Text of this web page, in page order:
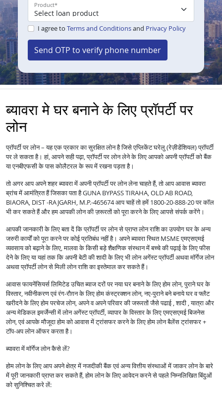
Product*
I agree to Terms and Conditionsand Privacy Policy
Send OTP to verify phone number
ब्यावरा मे घर बनाने के लिए प्रॉपर्टी पर
लोन
प्रॉपर्टी पर लोन – यह एक प्रकार का सुरक्षित लोन है जिसे एप्लिकेंट घरेलु (रेज़ीडेंशियल) प्रॉपर्टी
पर ले सकता है। हां, आपने सही पढ़ा, प्रॉपर्टी पर लोन लेने के लिए आपको अपनी प्रॉपर्टी को बैंक
या एनबीएफसी के पास कोलैटरल के रूप में रखना पड़ता है।
तो अगर आप अपने शहर ब्यावरा में अपनी प्रॉपर्टी पर लोन लेना चाहते हैं, तो आप आवास ब्यावरा
ब्रांच में आमंत्रित हैं जिसका पता है GUNA BYPASS TIRAHA, OLD AB ROAD,
BIAORA, DIST -RAJGARH, M.P.-465674 आप चाहें तो हमें 1800-20-888-20 पर कॉल
भी कर सकते हैं और हम आपकी लोन की ज़रूरतों को पूरा करने के लिए आपसे संपर्क करेंगे।
आपकी जानकारी के लिए बता दें कि प्रॉपर्टी पर लोन से प्राप्त लोन राशि का उपयोग घर के अन्य
जरुरी कार्यों को पूरा करने पर कोई प्रतिबंध नहीं है। अपने ब्यावरा स्थित MSME एमएसएमई
व्यवसाय को बढ़ाने के लिए, मालवा के किसी बड़े शैक्षणिक संस्थान में बच्चे की पढ़ाई के लिए फीस
देने के लिए या यहां तक कि अपनी बेटी की शादी के लिए भी लोन अगेंस्ट प्रॉपर्टी अथवा मॉर्गेज लोन
अथवा प्रॉपर्टी लोन से मिली लोन राशि का इस्तेमाल कर सकते हैं।
आवास फायनेंसियर्स लिमिटेड उचित ब्याज दरों पर नया घर बनाने के लिए होम लोन, पुराने घर के
विस्तार, नवीनीकरण एवं रंग-रौग़न के लिए होम कंस्ट्रक्शन लोन, नए-पुराने बने बनाये घर व फ्लैट
खरीदने के लिए होम परचेज लोन, अपने व अपने परिवार की जरूरतों जैसे पढाई , शादी , यात्रा और
अन्य मेडिकल इमर्जेन्सी में लोन अगेंस्ट प्रॉपर्टी, व्यापार के विस्तार के लिए एमएसएमई बिजनेस
लोन, एवं आपके मौजूदा होम को आवास में ट्रांसफर करने के लिए होम लोन बैलेंस ट्रांसफर +
टॉप-अप लोन ऑफर करता है।
ब्यावरा में मॉर्गेज लोन कैसे लें?
होम लोन के लिए आप अपने क्षेत्र में नजदीकी बैंक एवं अन्य वित्तीय संस्थाओं में जाकर लोन के बारे
में पूरी जानकारी प्राप्त कर सकते हैं, होम लोन के लिए आवेदन करने से पहले निम्नलिखित बिंदुओं
को सुनिश्चित करे लें: